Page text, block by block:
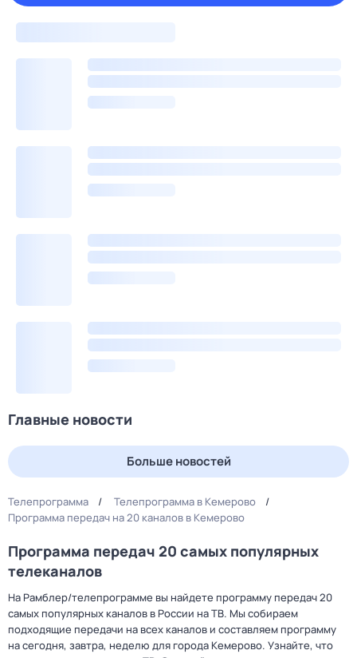
Главные новости
Больше новостей
Телепрограмма
Телепрограмма в Кемерово
Программа передач на 20 каналов в Кемерово
Программа передач 20 самых популярных
телеканалов
На Рамблер/телепрограмме вы найдете программу передач 20
самых популярных каналов в России на ТВ. Мы собираем
подходящие передачи на всех каналов и составляем программу
на сегодня, завтра, неделю для города Кемерово. Узнайте, что